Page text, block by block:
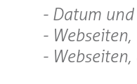
- Datum
-
-